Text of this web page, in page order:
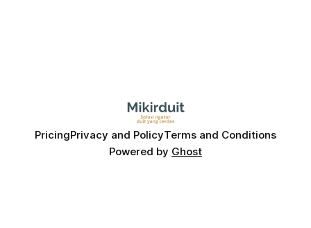
PricingPrivacy and PolicyTerms and Conditions
Powered by Ghost